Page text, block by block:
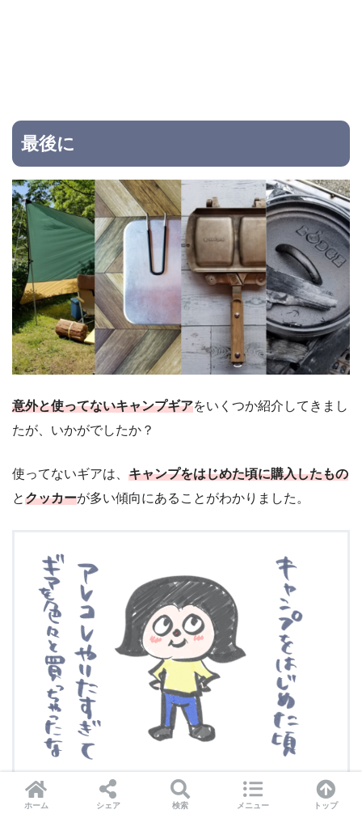
最後に
意外と使ってないキャンプギアをいくつか紹介してきまし
たが、いかがでしたか？
使ってないギアは、 キャンプをはじめた頃に購入したもの
とクッカーが多い傾向にあることがわかりました。
ホーム シェア 検索 メニュー トップ